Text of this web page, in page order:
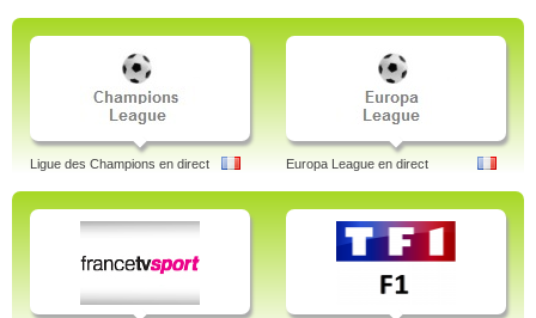
Ligue des Champions en direct Europa League en direct